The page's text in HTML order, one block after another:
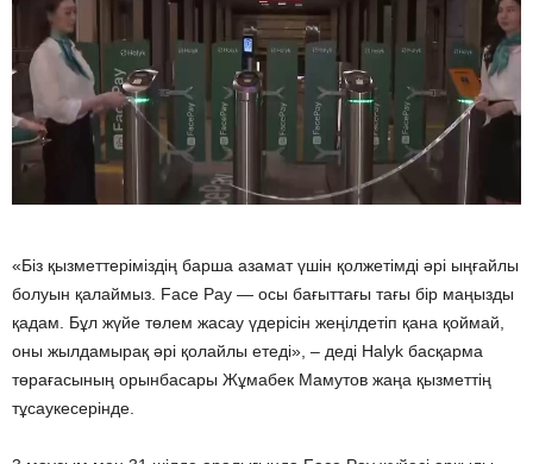
«Біз қызметтеріміздің барша азамат үшін қолжетімді әрі ыңғайлы
болуын қалаймыз. Face Pay — осы бағыттағы тағы бір маңызды
қадам. Бұл жүйе төлем жасау үдерісін жеңілдетіп қана қоймай,
оны жылдамырақ әрі қолайлы етеді», – деді Halyk басқарма
төрағасының орынбасары Жұмабек Мамутов жаңа қызметтің
тұсаукесерінде.